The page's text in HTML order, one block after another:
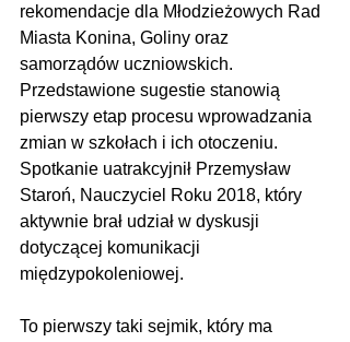
rekomendacje dla Młodzieżowych Rad
Miasta Konina, Goliny oraz
samorządów uczniowskich.
Przedstawione sugestie stanowią
pierwszy etap procesu wprowadzania
zmian w szkołach i ich otoczeniu.
Spotkanie uatrakcyjnił Przemysław
Staroń, Nauczyciel Roku 2018, który
aktywnie brał udział w dyskusji
dotyczącej komunikacji
międzypokoleniowej.
To pierwszy taki sejmik, który ma